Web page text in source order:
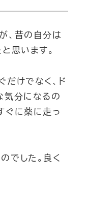
、昔の自分は
思います。
だけでなく、ド
気分になるの
ぐに薬に走っ
でした。良く